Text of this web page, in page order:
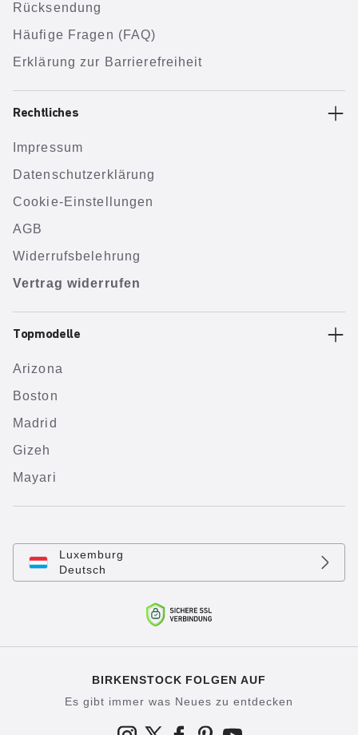
Rücksendung
Häufige Fragen (FAQ)
Erklärung zur Barrierefreiheit
Rechtliches
Impressum
Datenschutzerklärung
Cookie-Einstellungen
AGB
Widerrufsbelehrung
Vertrag widerrufen
Topmodelle
Arizona
Boston
Madrid
Gizeh
Mayari
Luxemburg
Deutsch
BIRKENSTOCK FOLGEN AUF
Es gibt immer was Neues zu entdecken